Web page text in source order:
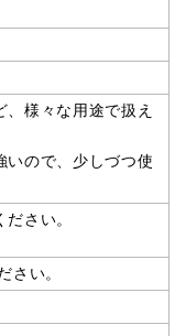
様々な用途で扱え
いので、少しづつ使
さい。
さい。